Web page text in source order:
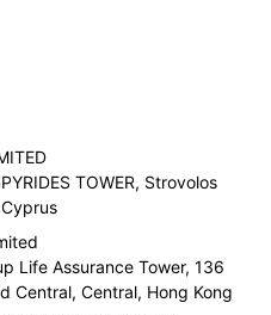
TOWER, Strovolos
Life Assurance Tower, 136
Central, Central, Hong Kong